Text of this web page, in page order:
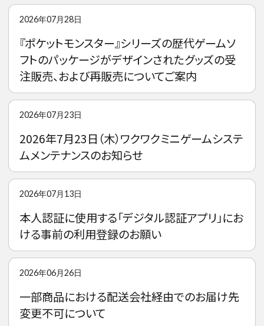
2026年07月28日
『ポケットモンスター』シリーズの歴代ゲームソ
フトのパッケージがデザインされたグッズの受
注販売、および再販売についてご案内
2026年07月23日
2026年7月23日（木）ワクワクミニゲームシステ
ムメンテナンスのお知らせ
2026年07月13日
本人認証に使用する「デジタル認証アプリ」にお
ける事前の利用登録のお願い
2026年06月26日
一部商品における配送会社経由でのお届け先
変更不可について